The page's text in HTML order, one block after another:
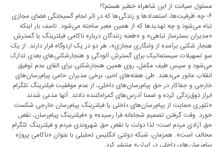
مسئول صیانت از این شاهراه خطیر هستم؟!
۶- چه ظرفیت‌ها، استعداد‌ها و زندگی‌ها که در اثر لجام گسیختگی فضای مجازی
تباه می‌شود و چه تهدیدها که از همین معبر ساخته می‌شود. تاسف بار اینکه
«مدیران بستر‌ساز تباهی» و «طعنه زنندگان درباره ناکامی فیلترینگ یا گسترش
هنجار شکنی برآمده از ولنگاری مجازی»، هر دو در یک اردوگاه قرار دارند. از یک
سو تسهیلات سیستماتیک برای گسترش آلودگی و هنجار‌شکنی‌های بعدی تدارک
می‌شود و سپس طیف مکمل، روی همین هنجارشکنی برای القای عدم توفیق
انقلاب مانور می‌دهند. طی هفته‌های اخیر، برخی مدیران حامی پیام‌رسان‌های
خارجی و جفاکار در حق پیام‌رسان‌های داخلی، از عدم موفقیت فیلترینگ تلگرام
ابراز ذوق‌زدگی کرده و ضمنا آدرس‌های گمراه‌کننده دادند. آنها مدعی شدند
«تئوری حمایت از پیام‌رسان‌های داخلی یا فیلترینگ پیام‌رسان خارجی شکست
خورد. وقت گرفتن تصمیم شجاعانه فرا رسیده» و «فیلترینگ پیام‌رسان، نقض
حق آزادی مردم است؛ لذا دولت با نقض حق شهروندی مردم و فیلترینگ تلگرام
مخالف است». همزمان، شبکه دولتی انگلیس تحلیلی با عنوان «ناکامی پروژه